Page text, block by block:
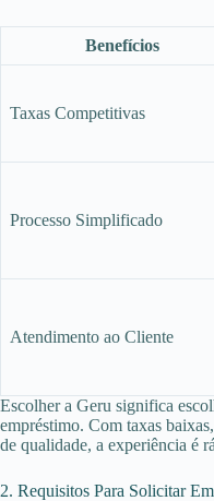
Benefícios
Taxas Competitivas
Processo Simplificado
Atendimento ao Cliente
Escolher a Geru significa
empréstimo. Com taxas
de qualidade, a experiência é
2. Requisitos Para Solicitar